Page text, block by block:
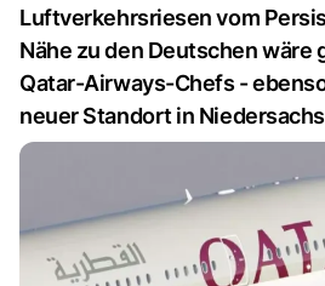
Luftverkehrsriesen vom
Nähe zu den Deutschen wäre
Qatar-Airways-Chefs -
neuer Standort in